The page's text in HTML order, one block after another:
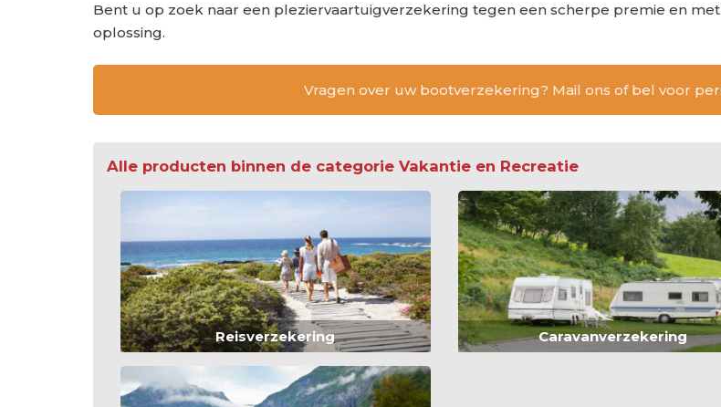
Bent u op zoek naar een pleziervaartuigverzekering tegen een scherpe premie en
oplossing.
Vragen over uw bootverzekering? Mail ons of bel voor
Alle producten binnen de categorie Vakantie en Recreatie
Reisverzekering Caravanverzekering